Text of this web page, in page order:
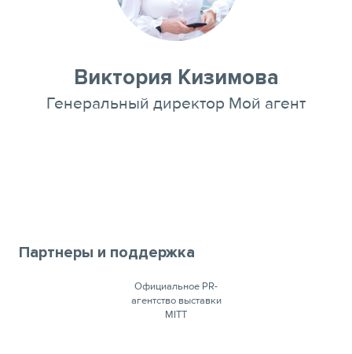
Виктория Кизимова
Генеральный директор Мой агент
Партнеры и поддержка
Официальное PR-
агентство выставки
MITT